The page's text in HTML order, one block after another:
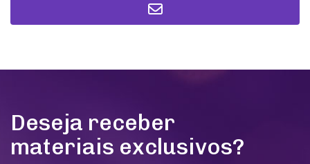
Deseja receber
materiais exclusivos?